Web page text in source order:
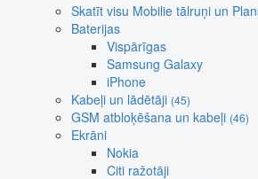
Skatīt visu Mobilie tālruņi un
Baterijas
Vispārīgas
Samsung Galaxy
iPhone
Kabeļi un lādētāji (45)
GSM atbloķēšana un kabeļi (46)
Ekrāni
Nokia
Citi ražotāji